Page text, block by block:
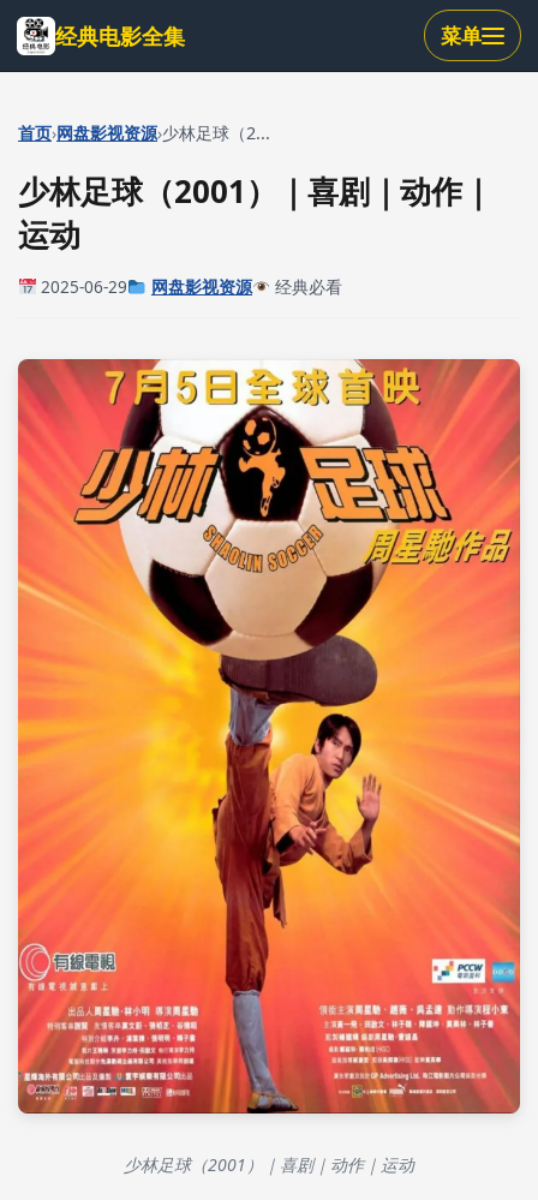
跳
到
主
内
经典电影全集 菜单
首页›网盘影视资源›少林足球（2...
少林足球（2001）｜喜剧｜动作｜
运动
2025-06-29 网盘影视资源 经典必看
少林足球（2001）｜喜剧｜动作｜运动